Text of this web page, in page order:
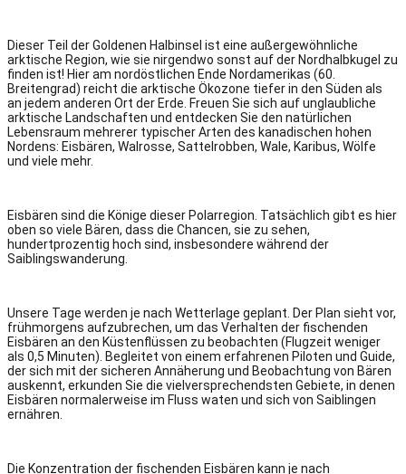
Dieser Teil der Goldenen Halbinsel ist eine außergewöhnliche
arktische Region, wie sie nirgendwo sonst auf der Nordhalbkugel zu
finden ist! Hier am nordöstlichen Ende Nordamerikas (60.
Breitengrad) reicht die arktische Ökozone tiefer in den Süden als
an jedem anderen Ort der Erde. Freuen Sie sich auf unglaubliche
arktische Landschaften und entdecken Sie den natürlichen
Lebensraum mehrerer typischer Arten des kanadischen hohen
Nordens: Eisbären, Walrosse, Sattelrobben, Wale, Karibus, Wölfe
und viele mehr.
Eisbären sind die Könige dieser Polarregion. Tatsächlich gibt es hier
oben so viele Bären, dass die Chancen, sie zu sehen,
hundertprozentig hoch sind, insbesondere während der
Saiblingswanderung.
Unsere Tage werden je nach Wetterlage geplant. Der Plan sieht vor,
frühmorgens aufzubrechen, um das Verhalten der fischenden
Eisbären an den Küstenflüssen zu beobachten (Flugzeit weniger
als 0,5 Minuten). Begleitet von einem erfahrenen Piloten und Guide,
der sich mit der sicheren Annäherung und Beobachtung von Bären
auskennt, erkunden Sie die vielversprechendsten Gebiete, in denen
Eisbären normalerweise im Fluss waten und sich von Saiblingen
ernähren.
Die Konzentration der fischenden Eisbären kann je nach